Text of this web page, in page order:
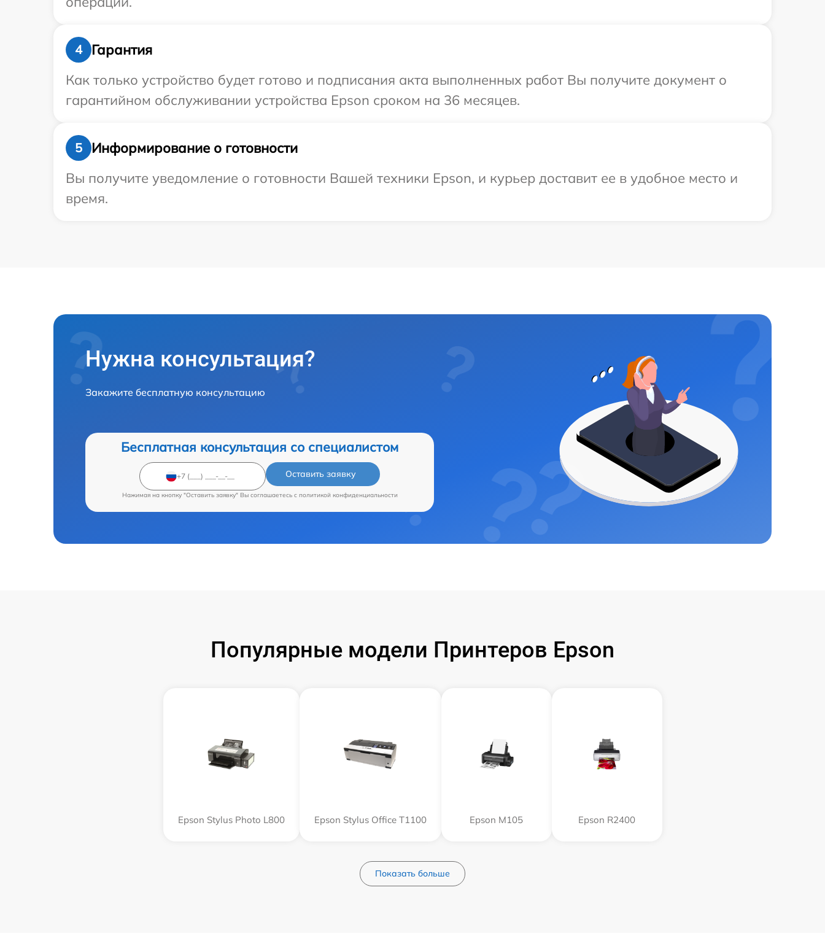
4
Гарантия
Как только устройство будет готово и подписания акта выполненных работ Вы получите документ о
гарантийном обслуживании устройства Epson сроком на 36 месяцев.
5
Информирование о готовности
Вы получите уведомление о готовности Вашей техники Epson, и курьер доставит ее в удобное место и
время.
Нужна консультация?
Закажите бесплатную консультацию
Бесплатная консультация со специалистом
Оставить заявку
Нажимая на кнопку "Оставить заявку" Вы соглашаетесь c политикой конфиденциальности
Популярные модели Принтеров Epson
Epson Stylus Photo L800 Epson Stylus Office T1100 Epson M105 Epson R2400
Показать больше